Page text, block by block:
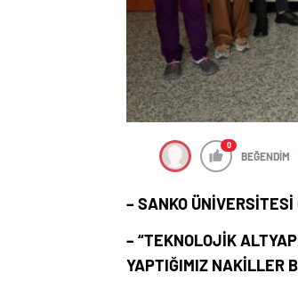
0
BEĞENDİM
– SANKO
– “TEKNOLOJİK
YAPTIĞIMIZ NAKİLLER